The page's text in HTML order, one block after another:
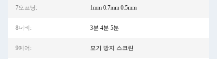
7오프닝: 1mm 0.7mm 0.5mm
8너비: 3분 4분 5분
9예어: 모기 방지 스크린